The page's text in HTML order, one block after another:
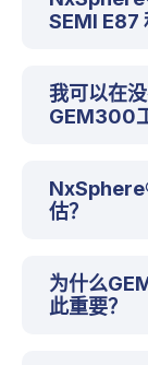
SEMI E87
我可以在
GEM300
估？
为什么
此重要？